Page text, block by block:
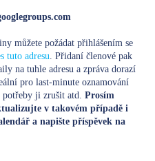
můžete požádat přihlášením se
tuto adresu. Přidaní členové pak
na tuhle adresu a zpráva dorazí
pro last-minute oznamování
potřeby ji zrušit atd. Prosím
v takovém případě i
a napište příspěvek na